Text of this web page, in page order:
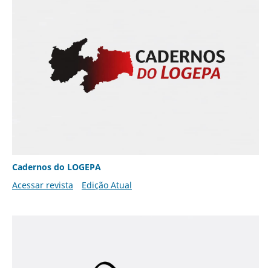
Cadernos do LOGEPA
Acessar revista
Edição Atual